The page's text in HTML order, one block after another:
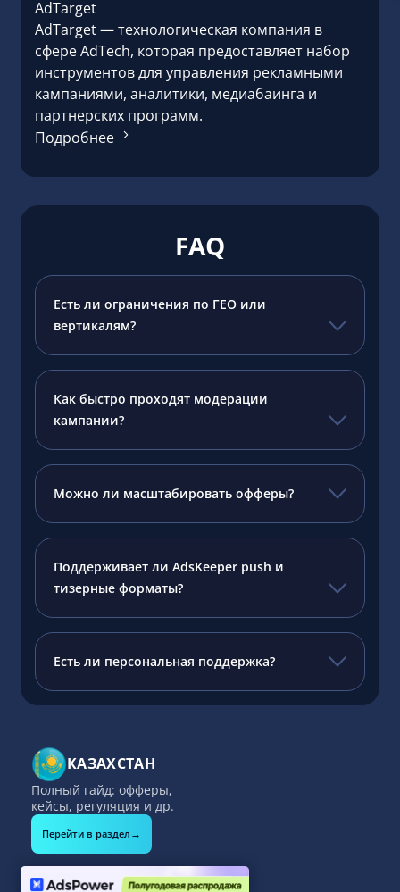
AdTarget
AdTarget — технологическая компания в
сфере AdTech, которая предоставляет набор
инструментов для управления рекламными
кампаниями, аналитики, медиабаинга и
партнерских программ.
Подробнее
FAQ
Есть ли ограничения по ГЕО или
вертикалям?
Как быстро проходят модерации
кампании?
Можно ли масштабировать офферы?
Поддерживает ли AdsKeeper push и
тизерные форматы?
Есть ли персональная поддержка?
КАЗАХСТАН
Полный гайд: офферы,
кейсы, регуляция и др.
Перейти в раздел →